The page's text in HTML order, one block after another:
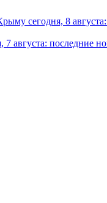
сегодня, 8
августа: последние